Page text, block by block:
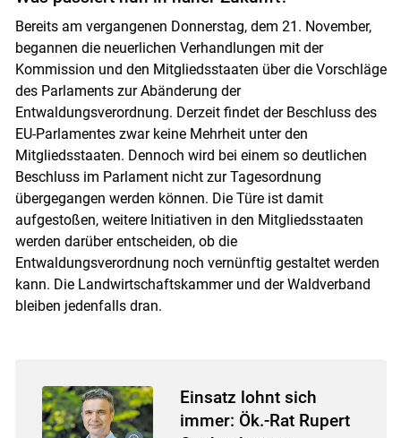
Bereits am vergangenen Donnerstag, dem 21. November,
begannen die neuerlichen Verhandlungen mit der
Kommission und den Mitgliedsstaaten über die Vorschläge
des Parlaments zur Abänderung der
Entwaldungsverordnung. Derzeit findet der Beschluss des
EU-Parlamentes zwar keine Mehrheit unter den
Mitgliedsstaaten. Dennoch wird bei einem so deutlichen
Beschluss im Parlament nicht zur Tagesordnung
übergegangen werden können. Die Türe ist damit
aufgestoßen, weitere Initiativen in den Mitgliedsstaaten
werden darüber entscheiden, ob die
Entwaldungsverordnung noch vernünftig gestaltet werden
kann. Die Landwirtschaftskammer und der Waldverband
bleiben jedenfalls dran.
Einsatz lohnt sich
immer: Ök.-Rat Rupert